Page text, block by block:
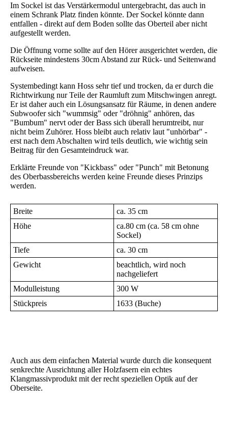
Im Sockel ist das Verstärkermodul untergebracht, das auch in
einem Schrank Platz finden könnte. Der Sockel könnte dann
entfallen - direkt auf dem Boden sollte das Oberteil aber nicht
aufgestellt werden.
Die Öffnung vorne sollte auf den Hörer ausgerichtet werden, die
Rückseite mindestens 30cm Abstand zur Rück- und Seitenwand
aufweisen.
Systembedingt kann Hoss sehr tief und trocken, da er durch die
Richtwirkung nur Teile der Raumluft zum Mitschwingen anregt.
Er ist daher auch ein Lösungsansatz für Räume, in denen andere
Subwoofer sich "wummsig" oder "dröhnig" anhören, das
"Bumbum" nervt oder der Bass sich überall herumtreibt, nur
nicht beim Zuhörer. Hoss bleibt auch relativ laut "unhörbar" -
erst nach dem Abschalten wird teils deutlich, wie wichtig sein
Beitrag für den Gesamteindruck war.
Erklärte Freunde von "Kickbass" oder "Punch" mit Betonung
des Oberbassbereichs werden keine Freunde dieses Prinzips
werden.
Breite
ca. 35 cm
Höhe
ca.80 cm (ca. 58 cm ohne
Sockel)
Tiefe
ca. 30 cm
Gewicht
beachtlich, wird noch
nachgeliefert
Modulleistung
300 W
Stückpreis
1633 (Buche)
Auch aus dem einfachen Material wurde durch die konsequent
senkrechte Ausrichtung aller Holzfasern ein echtes
Klangmassivprodukt mit der recht speziellen Optik auf der
Oberseite.